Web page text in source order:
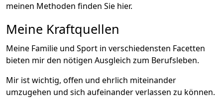
meinen Methoden finden Sie hier.
Meine Kraftquellen
Meine Familie und Sport in verschiedensten Facetten
bieten mir den nötigen Ausgleich zum Berufsleben.
Mir ist wichtig, offen und ehrlich miteinander
umzugehen und sich aufeinander verlassen zu können.